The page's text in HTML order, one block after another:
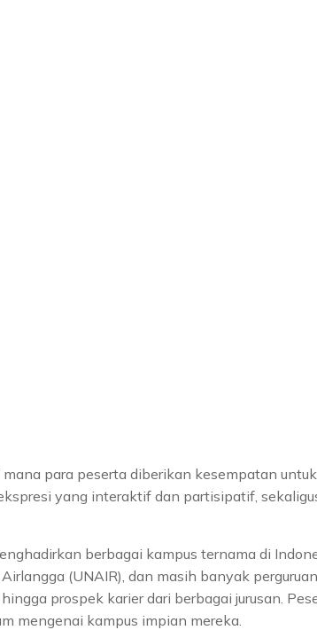
mana para peserta diberikan kesempatan
yang interaktif dan partisipatif,
berbagai kampus ternama di
(UNAIR), dan masih banyak
prospek karier dari berbagai jurusan.
mengenai kampus impian mereka.